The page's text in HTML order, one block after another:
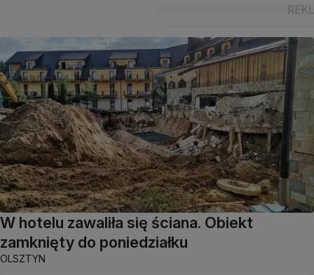
W hotelu zawaliła się ściana. Obiekt
zamknięty do poniedziałku
OLSZTYN